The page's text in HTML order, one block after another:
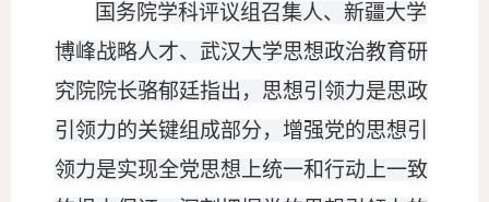
国务院学科评议组召集人、新疆大学
博峰战略人才、武汉大学思想政治教育研
究院院长骆郁廷指出，思想引领力是思政
引领力的关键组成部分，增强党的思想引
领力是实现全党思想上统一和行动上一致